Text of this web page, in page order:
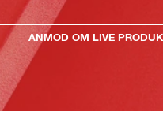
ANMOD OM LIVE